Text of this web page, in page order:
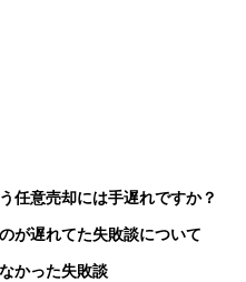
任意売却には手遅れですか？
が遅れてた失敗談について
かった失敗談